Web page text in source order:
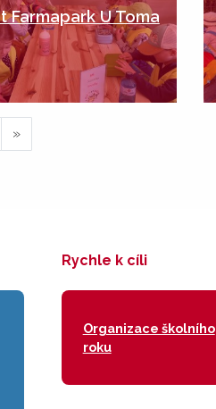
Farmapark U Toma
»
Rychle k cíli
Organizace školního
roku